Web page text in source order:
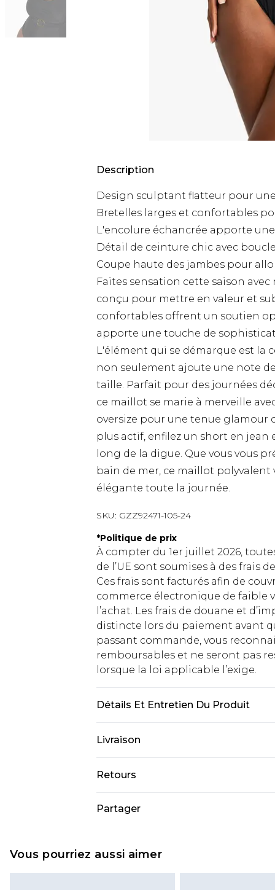
Description
Design sculptant flatteur pour
Bretelles larges et confortables
L'encolure échancrée apporte
Détail de ceinture chic avec
Coupe haute des jambes pour
Faites sensation cette saison
conçu pour mettre en valeur et
confortables offrent un soutien
apporte une touche de
L'élément qui se démarque est la
non seulement ajoute une note
taille. Parfait pour des journées
ce maillot se marie à merveille
oversize pour une tenue
plus actif, enfilez un short en jean
long de la digue. Que vous vous
bain de mer, ce maillot polyvalent
élégante toute la journée.
SKU: GZZ92471-105-24
*Politique de prix
À compter du 1er juillet 2026,
de l’UE sont soumises à des frais
Ces frais sont facturés afin de
commerce électronique de faible
l’achat. Les frais de douane et
distincte lors du paiement avant
passant commande, vous
remboursables et ne seront pas
lorsque la loi applicable l’exige.
Détails Et Entretien Du Produit
Livraison
Livraison standard France
Livraison express France
Evri Parcel Shop
Retours
nous retourner un article.
demandée.
Partager
Vous pourriez aussi aimer